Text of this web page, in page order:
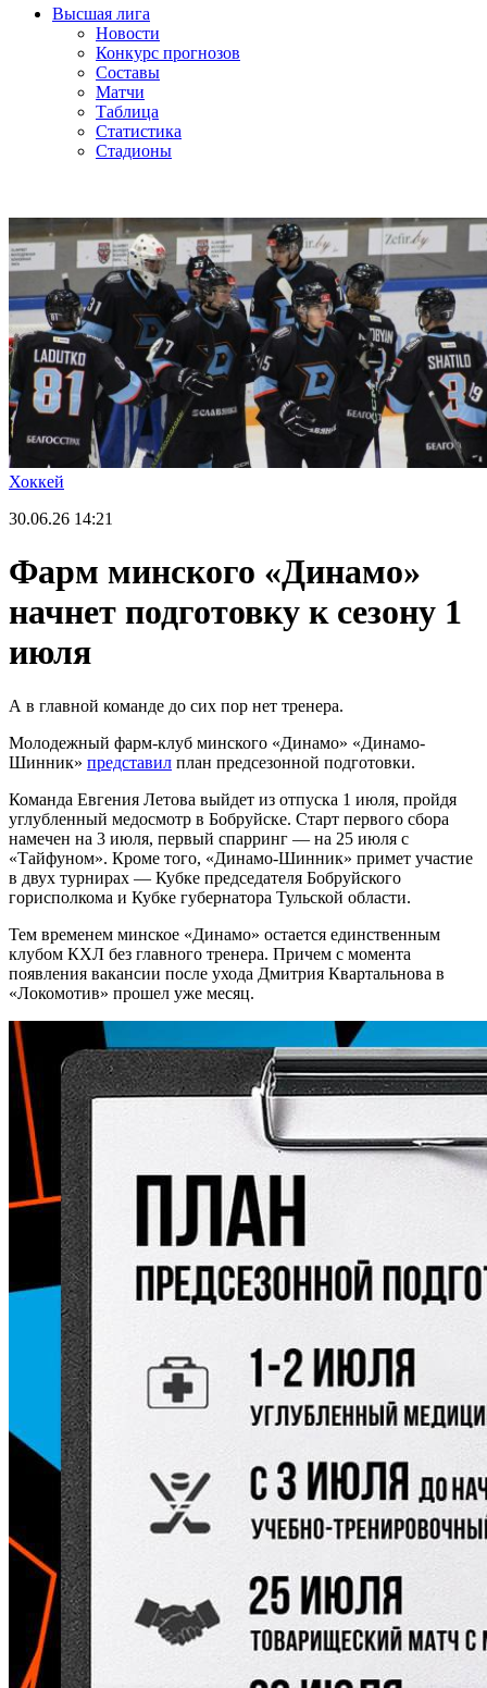
Высшая лига
Новости
Конкурс прогнозов
Составы
Матчи
Таблица
Статистика
Стадионы
Хоккей
30.06.26 14:21
Фарм минского «Динамо»
начнет подготовку к сезону 1
июля
А в главной команде до сих пор нет тренера.
Молодежный фарм-клуб минского «Динамо» «Динамо-
Шинник» представил план предсезонной подготовки.
Команда Евгения Летова выйдет из отпуска 1 июля, пройдя
углубленный медосмотр в Бобруйске. Старт первого сбора
намечен на 3 июля, первый спарринг — на 25 июля с
«Тайфуном». Кроме того, «Динамо-Шинник» примет участие
в двух турнирах — Кубке председателя Бобруйского
горисполкома и Кубке губернатора Тульской области.
Тем временем минское «Динамо» остается единственным
клубом КХЛ без главного тренера. Причем с момента
появления вакансии после ухода Дмитрия Квартальнова в
«Локомотив» прошел уже месяц.